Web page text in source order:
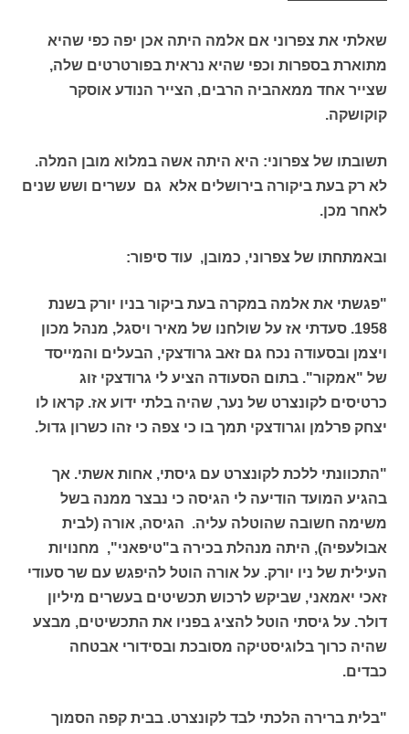
שאלתי את צפרוני אם אלמה היתה אכן יפה כפי שהיא
מתוארת בספרות וכפי שהיא נראית בפורטרטים שלה,
שצייר אחד ממאהביה הרבים, הצייר הנודע אוסקר
קוקושקה.
תשובתו של צפרוני: היא היתה אשה במלוא מובן המלה.
לא רק בעת ביקורה בירושלים אלא גם עשרים ושש שנים
לאחר מכן.
ובאמתחתו של צפרוני, כמובן, עוד סיפור:
"פגשתי את אלמה במקרה בעת ביקור בניו יורק בשנת
1958. סעדתי אז על שולחנו של מאיר ויסגל, מנהל מכון
ויצמן ובסעודה נכח גם זאב גרודצקי, הבעלים והמייסד
של "אמקור". בתום הסעודה הציע לי גרודצקי זוג
כרטיסים לקונצרט של נער, שהיה בלתי ידוע אז. קראו לו
יצחק פרלמן וגרודצקי תמך בו כי צפה כי זהו כשרון גדול.
"התכוונתי ללכת לקונצרט עם גיסתי, אחות אשתי. אך
בהגיע המועד הודיעה לי הגיסה כי נבצר ממנה בשל
משימה חשובה שהוטלה עליה. הגיסה, אורה (לבית
אבולעפיה), היתה מנהלת בכירה ב"טיפאני", מחנויות
העילית של ניו יורק. על אורה הוטל להיפגש עם שר סעודי
זאכי יאמאני, שביקש לרכוש תכשיטים בעשרים מיליון
דולר. על גיסתי הוטל להציג בפניו את התכשיטים, מבצע
שהיה כרוך בלוגיסטיקה מסובכת ובסידורי אבטחה
כבדים.
"בלית ברירה הלכתי לבד לקונצרט. בבית קפה הסמוך